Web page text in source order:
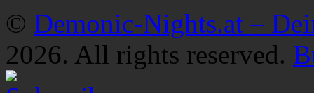
© Demonic-Nights.at –
2026. All rights reserved.